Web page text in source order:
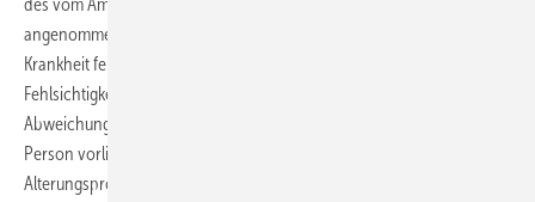
des vom Amtsgericht beauftragten medizinischen Sachverständigen
angenommen, dass es bereits an einer bedingungsgemäßen
Krankheit fehle, weil vom Vorliegen einer Krankheit bei einer
Fehlsichtigkeit nur gesprochen werden könne, wenn eine
Abweichung vom natürlichen körperlichen Zustand der versicherten
Person vorliege, die nicht dem normalen Entwicklungs- oder
Alterungsprozess entspreche. Nach den Ausführungen des